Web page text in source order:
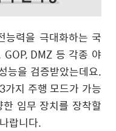
능력을 극대화하는 국
GOP, DMZ 등 각종 야
능을 검증받았는데요.
3가지 주행 모드가 가능
임무 장치를 장착할
랍니다.